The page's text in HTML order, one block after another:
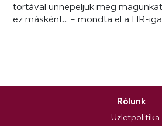
tortával ünnepeljük meg
ez másként... – mondta el a HR-
Rólunk
Üzletpolitika